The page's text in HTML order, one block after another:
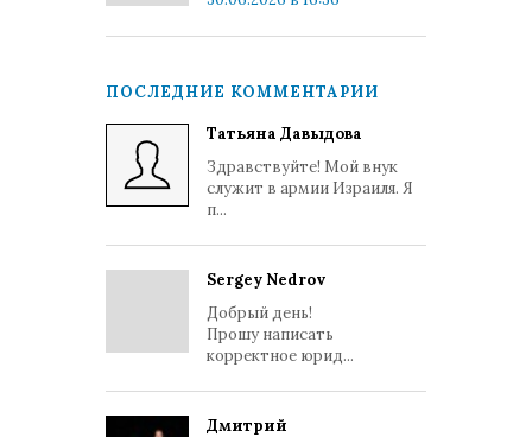
ПОСЛЕДНИЕ КОММЕНТАРИИ
Татьяна Давыдова
Здравствуйте! Мой внук
служит в армии Израиля. Я
п...
Sergey Nedrov
Добрый день!
Прошу написать
корректное юрид...
Дмитрий